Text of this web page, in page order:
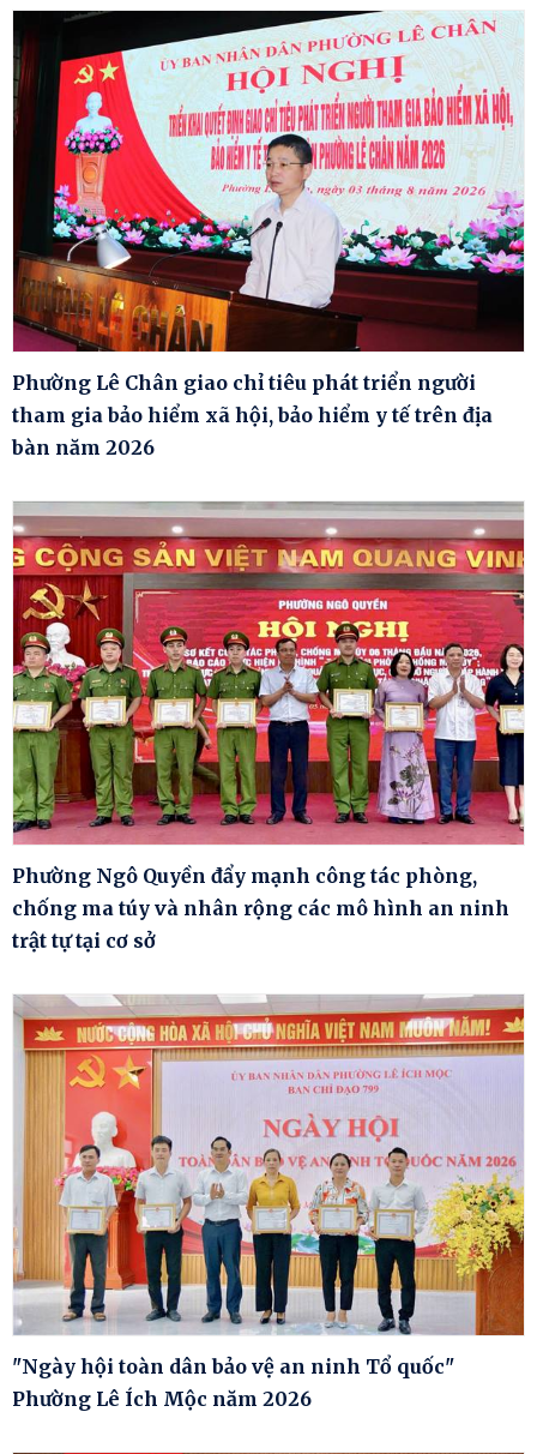
Phường Lê Chân giao chỉ tiêu phát triển người
tham gia bảo hiểm xã hội, bảo hiểm y tế trên địa
bàn năm 2026
Phường Ngô Quyền đẩy mạnh công tác phòng,
chống ma túy và nhân rộng các mô hình an ninh
trật tự tại cơ sở
"Ngày hội toàn dân bảo vệ an ninh Tổ quốc"
Phường Lê Ích Mộc năm 2026